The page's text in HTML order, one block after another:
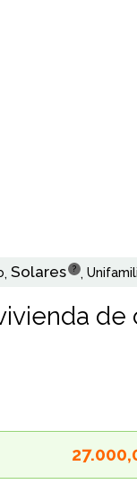
, Solares ? ,